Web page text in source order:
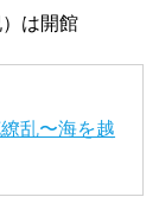
は開館
乱〜海を越